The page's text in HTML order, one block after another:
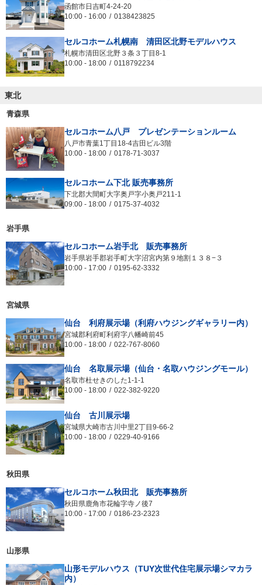
函館市日吉町4-24-20
10:00 - 16:00 0138423825
セルコホーム札幌南 清田区北野モデルハウス
札幌市清田区北野３条３丁目8-1
10:00 - 18:00 0118792234
東北
青森県
セルコホーム八戸 プレゼンテーションルーム
八戸市青葉1丁目18-4吉田ビル3階
10:00 - 18:00 0178-71-3037
セルコホーム下北 販売事務所
下北郡大間町大字奥戸字小奥戸211-1
09:00 - 18:00 0175-37-4032
岩手県
セルコホーム岩手北 販売事務所
岩手県岩手郡岩手町大字沼宮内第９地割１３８−３
10:00 - 17:00 0195-62-3332
宮城県
仙台 利府展示場（利府ハウジングギャラリー内）
宮城郡利府町利府字八幡崎前45
10:00 - 18:00 022-767-8060
仙台 名取展示場（仙台・名取ハウジングモール）
名取市杜せきのした1-1-1
10:00 - 18:00 022-382-9220
仙台 古川展示場
宮城県大崎市古川中里2丁目9-66-2
10:00 - 18:00 0229-40-9166
秋田県
セルコホーム秋田北 販売事務所
秋田県鹿角市花輪字寺ノ後7
10:00 - 17:00 0186-23-2323
山形県
山形モデルハウス（TUY次世代住宅展示場シマカラ
内）